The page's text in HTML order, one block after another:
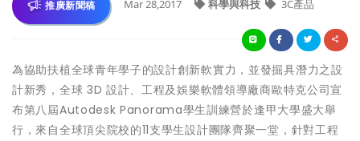
推廣新聞稿 Mar 28,2017 科學與科技 3C產品
為協助扶植全球青年學子的設計創新軟實力，並發掘具潛力之設
計新秀，全球 3D 設計、工程及娛樂軟體領導廠商歐特克公司宣
布第八屆Autodesk Panorama學生訓練營於逢甲大學盛大舉
行，來自全球頂尖院校的11支學生設計團隊齊聚一堂，針對工程